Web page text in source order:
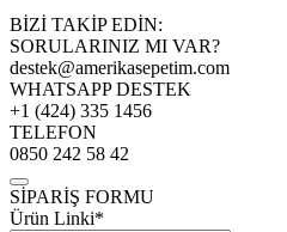
BİZİ TAKİP EDİN:
SORULARINIZ MI VAR?
destek@amerikasepetim.com
WHATSAPP DESTEK
+1 (424) 335 1456
TELEFON
0850 242 58 42
SİPARİŞ FORMU
Ürün Linki*